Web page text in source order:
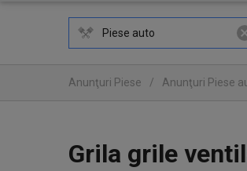
Piese auto
Anunţuri Piese / Anunţuri Piese
Grila grile